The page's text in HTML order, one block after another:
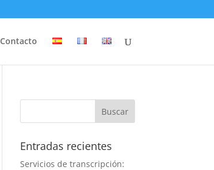
Contacto
Entradas recientes
Servicios de transcripción: